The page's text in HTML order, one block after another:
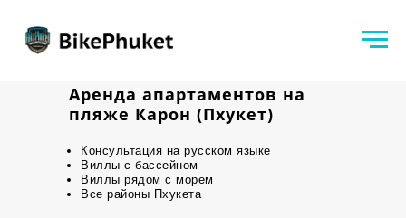
Аренда апартаментов на
пляже Карон (Пхукет)
Консультация на русском языке
Виллы с бассейном
Виллы рядом с морем
Все районы Пхукета